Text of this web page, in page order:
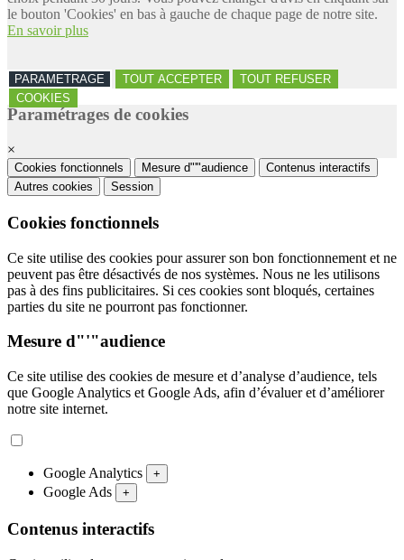
le bouton 'Cookies' en bas à gauche de chaque page de notre site.
En savoir plus
PARAMETRAGE TOUT ACCEPTER
TOUT REFUSER
COOKIES
Paramétrages de cookies
×
Cookies fonctionnels Mesure d"'"audience
Contenus interactifs
Autres cookies
Session
Cookies fonctionnels
Ce site utilise des cookies pour assurer son bon fonctionnement et ne
peuvent pas être désactivés de nos systèmes. Nous ne les utilisons
pas à des fins publicitaires. Si ces cookies sont bloqués, certaines
parties du site ne pourront pas fonctionner.
Mesure d"'"audience
Ce site utilise des cookies de mesure et d’analyse d’audience, tels
que Google Analytics et Google Ads, afin d’évaluer et d’améliorer
notre site internet.
Google Analytics +
Google Ads +
Contenus interactifs